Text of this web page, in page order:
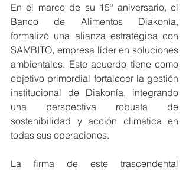
En el marco de su 15º aniversario, el
Banco de Alimentos Diakonía,
formalizó una alianza estratégica con
SAMBITO, empresa líder en soluciones
ambientales. Este acuerdo tiene como
objetivo primordial fortalecer la gestión
institucional de Diakonía, integrando
una perspectiva robusta de
sostenibilidad y acción climática en
todas sus operaciones.
La firma de este trascendental